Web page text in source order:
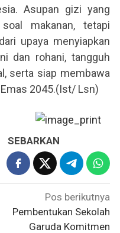
Asupan gizi yang
makanan, tetapi
upaya menyiapkan
dan rohani, tangguh
serta siap membawa
2045.(Ist/ Lsn)
SEBARKAN
Pos berikutnya
Pembentukan Sekolah
Garuda Komitmen